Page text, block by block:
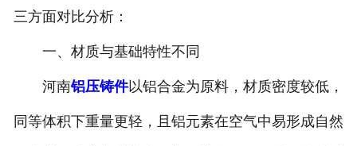
三方面对比分析：
一、材质与基础特性不同
河南铝压铸件以铝合金为原料，材质密度较低，
同等体积下重量更轻，且铝元素在空气中易形成自然